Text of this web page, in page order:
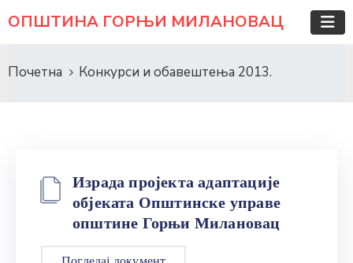
ОПШТИНА ГОРЊИ МИЛАНОВАЦ
Почетна Конкурси и обавештења 2013.
Израда пројекта адаптације
објеката Општинске управе
општине Горњи Милановац